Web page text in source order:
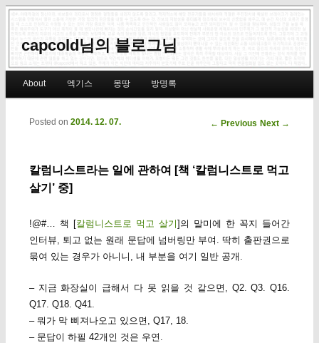
capcold님의 블로그님
Skip to primary content
Skip to secondary content
About 엑기스 몽땅 방명록
Post navigation
← Previous Next →
칼럼니스트라는 일에 관하여 [책 ‘칼럼니스트로 먹고
살기’ 중]
Posted on 2014. 12. 07.
!@#… 책 [칼럼니스트로 먹고 살기]의 말미에 한 꼭지 들어간
인터뷰, 퇴고 없는 원래 문답에 넘버링만 부여. 딱히 출판권으로
묶여 있는 경우가 아니니, 내 부분을 여기 일반 공개.
– 지금 화장실이 급해서 다 못 읽을 것 같으면, Q2. Q3. Q16.
Q17. Q18. Q41.
– 뭐가 막 삐져나오고 있으면, Q17, 18.
– 문답이 하필 42개인 것은 우연.